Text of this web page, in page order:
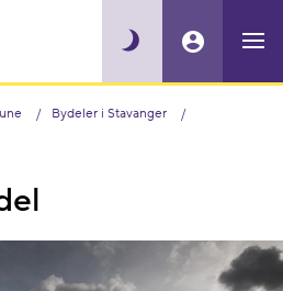
Bydeler i Stavanger